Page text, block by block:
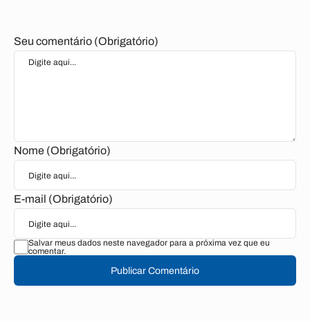
Seu comentário (Obrigatório)
Nome (Obrigatório)
E-mail (Obrigatório)
Salvar meus dados neste navegador para a próxima vez que eu
comentar.
Publicar Comentário